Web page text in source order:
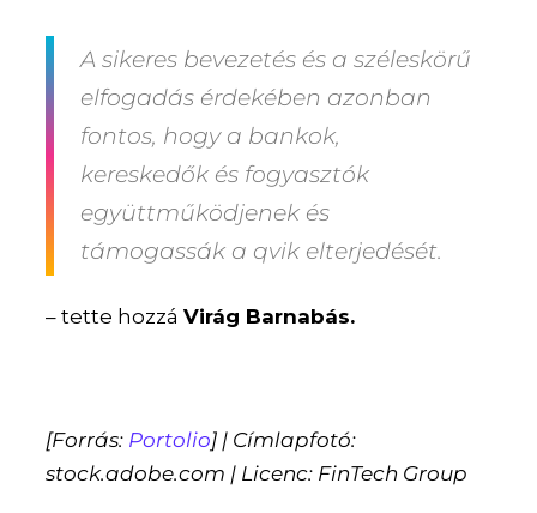
A sikeres bevezetés és a széleskörű
elfogadás érdekében azonban
fontos, hogy a bankok,
kereskedők és fogyasztók
együttműködjenek és
támogassák a qvik elterjedését.
– tette hozzáVirág Barnabás.
[Forrás: Portolio] | Címlapfotó:
stock.adobe.com | Licenc: FinTech Group